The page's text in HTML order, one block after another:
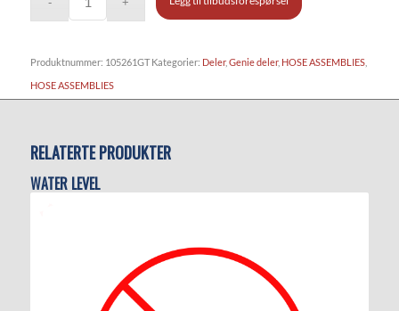
Produktnummer: 105261GT Kategorier: Deler, Genie deler, HOSE ASSEMBLIES,
HOSE ASSEMBLIES
RELATERTE PRODUKTER
WATER LEVEL